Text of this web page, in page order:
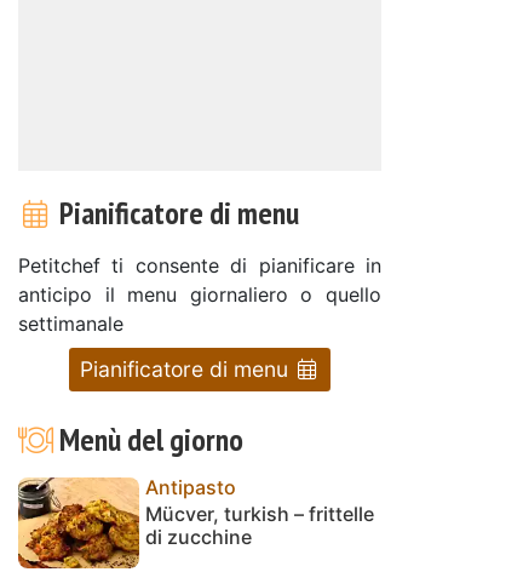
Pianificatore di menu
Petitchef ti consente di pianificare in
anticipo il menu giornaliero o quello
settimanale
Pianificatore di menu
Menù del giorno
Antipasto
Mücver, turkish – frittelle
di zucchine